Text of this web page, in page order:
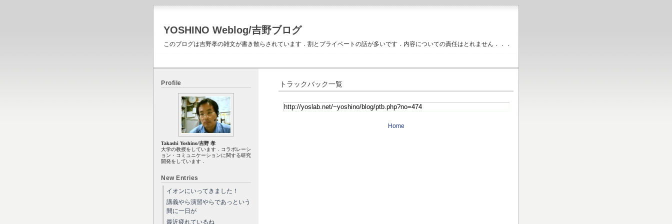
YOSHINO Weblog/吉野ブログ
このブログは吉野孝の雑文が書き散らされています．割とプライベートの話が多いです．内容についての責任はとれません．．．
トラックバック一覧
Home
Profile
Takashi Yoshino/吉野 孝
大学の教授をしています．コラボレーシ
ョン・コミュニケーションに関する研究
開発をしています．
New Entries
イオンにいってきました！
講義やら演習やらであっという
間に一日が
最近疲れているね